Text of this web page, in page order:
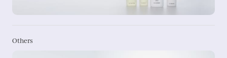
Others